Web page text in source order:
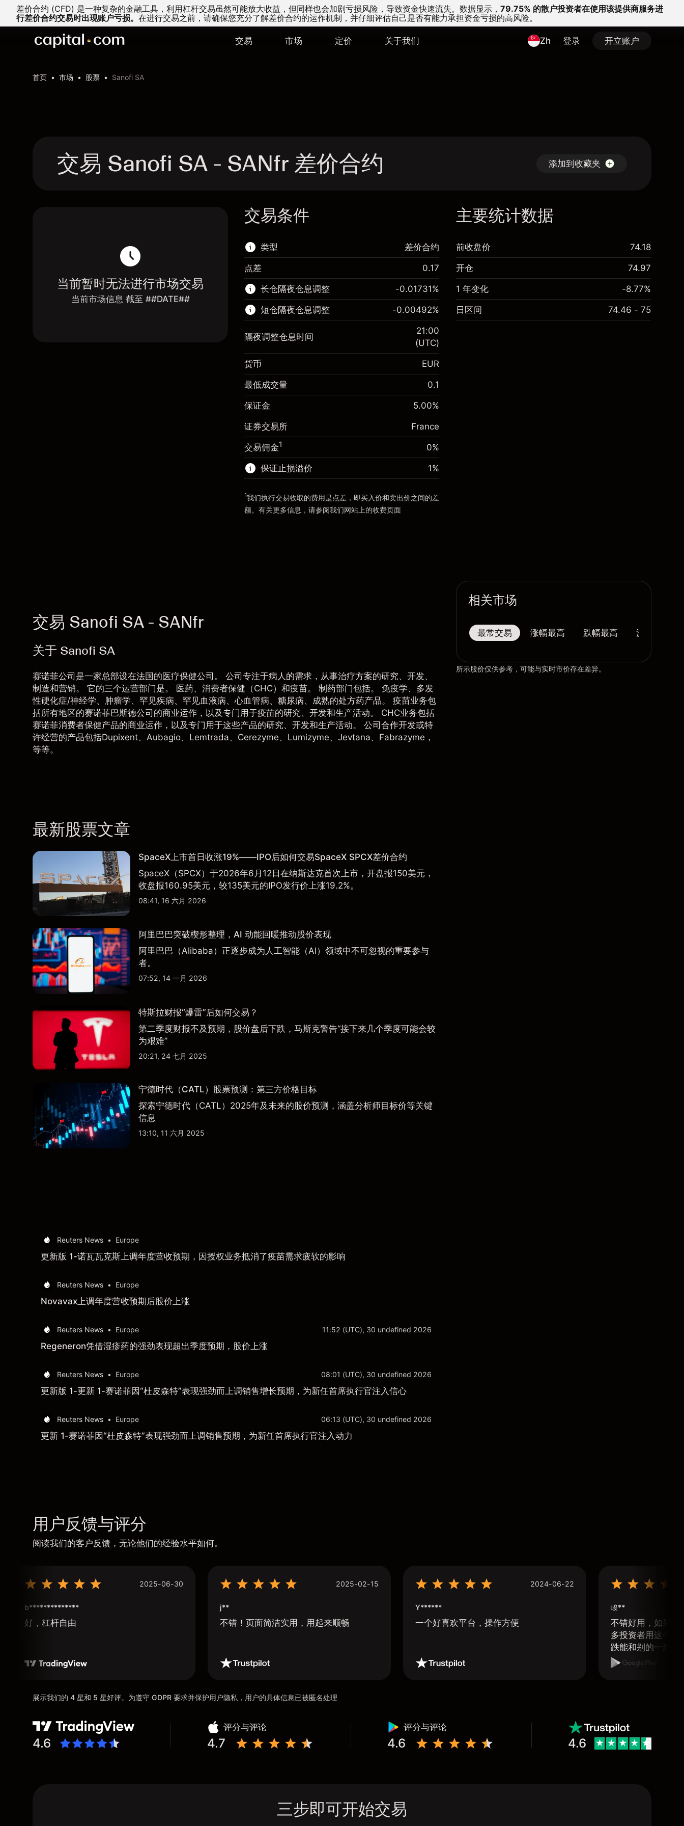
差价合约 (CFD) 是一种复杂的金融工具，利用杠杆交易虽然可能放大收益，但同样也会加剧亏损风险，导致资金快速流失。 数据显示， 79.75% 的散户投资者在使用该提供商服务进
行差价合约交易时出现账户亏损。 在进行交易之前，请确保您充分了解差价合约的运作机制，并仔细评估自己是否有能力承担资金亏损的高风险。
交易 市场 定价 关于我们 Zh 登录 开立账户
首页 市场 股票 Sanofi SA
交易 Sanofi SA - SANfr 差价合约 添加到收藏夹
当前暂时无法进行市场交易
当前市场信息 截至 ##DATE##
交易条件
类型
该金融市场可进行差价合约交易。
了解更多:
差价合约
差价合约
点差 0.17
长仓隔夜仓息调整
€1,000.00
隔夜仓息
来自头寸全值的费用
-0.017307
(-€3.46)
使用杠杆的交易规模（大约值）
来自杠杆的资金 - 美元（大约值）
€19,000.00
前往平台
-0.01731%
短仓隔夜仓息调整
保证金。您的投资 €1,000.00
来自头寸全值的费用
-0.004915
(-€0.98)
使用杠杆的交易规模（大约值）
来自杠杆的资金 - 美元（大约值）
€19,000.00
-0.00492%
隔夜调整仓息时间
21:00
(UTC)
货币 EUR
最低成交量 0.1
保证金 5.00%
证券交易所 France
交易佣金1 0%
保证止损溢价
“服务费用”
1%
1我们执行交易收取的费用是点差，即买入价和卖出价之间的差
额。有关更多信息，请参阅我们网站上的收费页面
主要统计数据
前收盘价 74.18
开仓 74.97
1 年变化 -8.77%
日区间 74.46 - 75
交易 Sanofi SA - SANfr
关于 Sanofi SA
赛诺菲公司是一家总部设在法国的医疗保健公司。 公司专注于病人的需求，从事治疗方案的研究、开发、
制造和营销。 它的三个运营部门是。 医药、消费者保健（CHC）和疫苗。 制药部门包括。 免疫学、多发
性硬化症/神经学、肿瘤学、罕见疾病、罕见血液病、心血管病、糖尿病、成熟的处方药产品。 疫苗业务包
括所有地区的赛诺菲巴斯德公司的商业运作，以及专门用于疫苗的研究、开发和生产活动。 CHC业务包括
赛诺菲消费者保健产品的商业运作，以及专门用于这些产品的研究、开发和生产活动。 公司合作开发或特
许经营的产品包括Dupixent、Aubagio、Lemtrada、Cerezyme、Lumizyme、Jevtana、Fabrazyme，
等等。
最新股票文章
SpaceX上市首日收涨19%——IPO后如何交易SpaceX SPCX差价合约
SpaceX（SPCX）于2026年6月12日在纳斯达克首次上市，开盘报150美元，
收盘报160.95美元，较135美元的IPO发行价上涨19.2%。
08:41, 16 六月 2026
阿里巴巴突破楔形整理，AI 动能回暖推动股价表现
阿里巴巴（Alibaba）正逐步成为人工智能（AI）领域中不可忽视的重要参与
者。
07:52, 14 一月 2026
特斯拉财报“爆雷”后如何交易？
第二季度财报不及预期，股价盘后下跌，马斯克警告“接下来几个季度可能会较
为艰难”
20:21, 24 七月 2025
宁德时代（CATL）股票预测：第三方价格目标
探索宁德时代（CATL）2025年及未来的股价预测，涵盖分析师目标价等关键
信息
13:10, 11 六月 2025
Reuters News • Europe
更新版 1-诺瓦瓦克斯上调年度营收预期，因授权业务抵消了疫苗需求疲软的影响
Reuters News • Europe
Novavax上调年度营收预期后股价上涨
Reuters News • Europe 11:52 (UTC), 30 undefined 2026
Regeneron凭借湿疹药的强劲表现超出季度预期，股价上涨
Reuters News • Europe 08:01 (UTC), 30 undefined 2026
更新版 1-更新 1-赛诺菲因“杜皮森特”表现强劲而上调销售增长预期，为新任首席执行官注入信心
Reuters News • Europe 06:13 (UTC), 30 undefined 2026
更新 1-赛诺菲因“杜皮森特”表现强劲而上调销售预期，为新任首席执行官注入动力
相关市场
最常交易 涨幅最高 跌幅最高 波幅最大
所示股价仅供参考，可能与实时市价存在差异。
用户反馈与评分
阅读我们的客户反馈，无论他们的经验水平如何。
2025-06-30
b**************
好，杠杆自由
2025-02-15
j**
不错！页面简洁实用，用起来顺畅
2024-06-22
Y******
一个好喜欢平台，操作方便
峻**
不错好用，如果可
多投资者用这个软
跌能和别的一致那
展示我们的 4 星和 5 星好评。为遵守 GDPR 要求并保护用户隐私，用户的具体信息已被匿名处理
4.6
评分与评论
4.7
评分与评论
4.6 4.6
三步即可开始交易